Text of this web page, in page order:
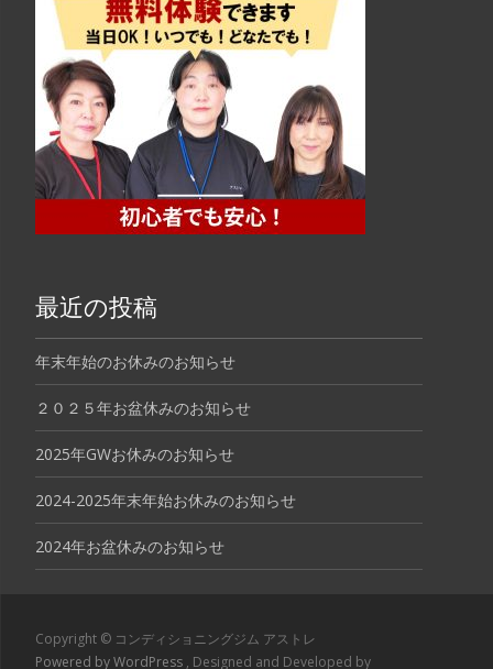
最近の投稿
年末年始のお休みのお知らせ
２０２５年お盆休みのお知らせ
2025年GWお休みのお知らせ
2024-2025年末年始お休みのお知らせ
2024年お盆休みのお知らせ
Copyright © コンディショニングジム アストレ
Powered by WordPress , Designed and Developed by